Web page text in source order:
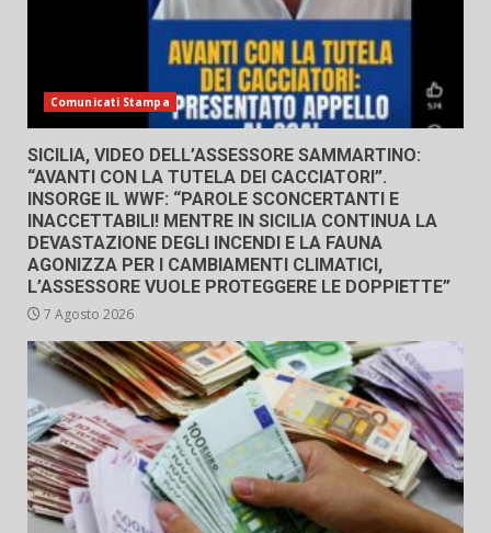
Comunicati Stampa
SICILIA, VIDEO DELL’ASSESSORE SAMMARTINO:
“AVANTI CON LA TUTELA DEI CACCIATORI”.
INSORGE IL WWF: “PAROLE SCONCERTANTI E
INACCETTABILI! MENTRE IN SICILIA CONTINUA LA
DEVASTAZIONE DEGLI INCENDI E LA FAUNA
AGONIZZA PER I CAMBIAMENTI CLIMATICI,
L’ASSESSORE VUOLE PROTEGGERE LE DOPPIETTE”
7 Agosto 2026